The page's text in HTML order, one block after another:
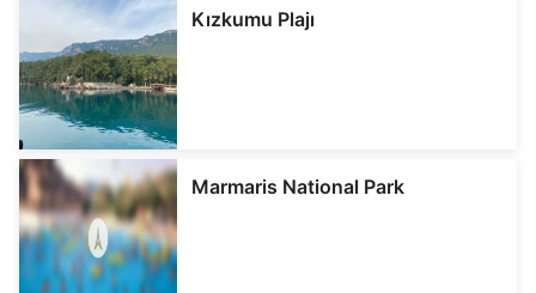
古陶器、玻璃器、錢幣、飾品等文物，同
時也有民族志展區呈現奧斯曼時期生活用
Kızkumu Plajı
Marmaris National Park